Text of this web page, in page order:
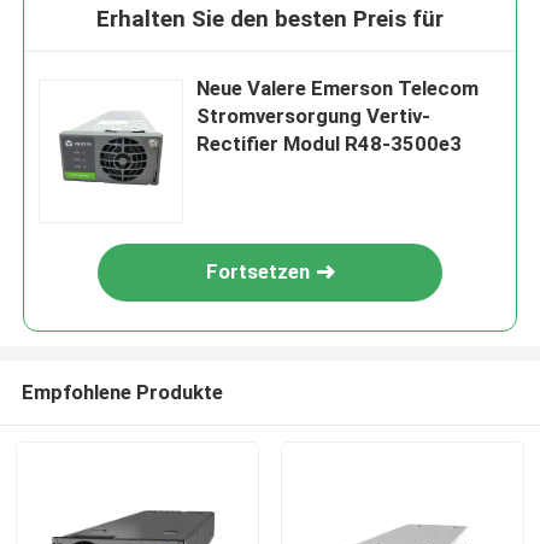
Erhalten Sie den besten Preis für
Neue Valere Emerson Telecom
Stromversorgung Vertiv-
Rectifier Modul R48-3500e3
Fortsetzen
Empfohlene Produkte